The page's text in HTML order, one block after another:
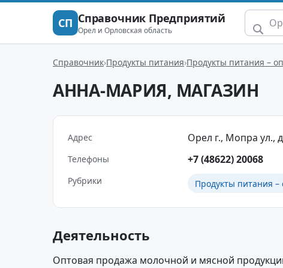
СП Справочник Предприятий
Орел и Орловская область
Справочник Продукты питания Продукты питания –
АННА-МАРИЯ, МАГАЗИН
Адрес Орел г., Мопра ул.,
Телефоны +7 (48622) 20068
Рубрики Продукты питания
Деятельность
Оптовая продажа молочной и мясной